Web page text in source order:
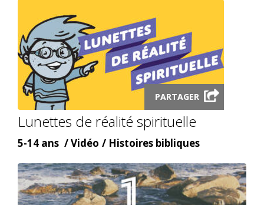
Launch
modal
PARTAGER
Lunettes de réalité spirituelle
Âge
5-14 ans
Content
Vidéo
Content
Histoires bibliques